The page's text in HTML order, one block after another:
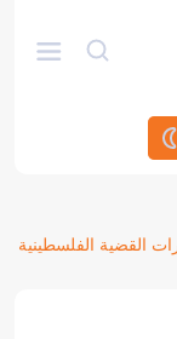
القضية الفلسطينية